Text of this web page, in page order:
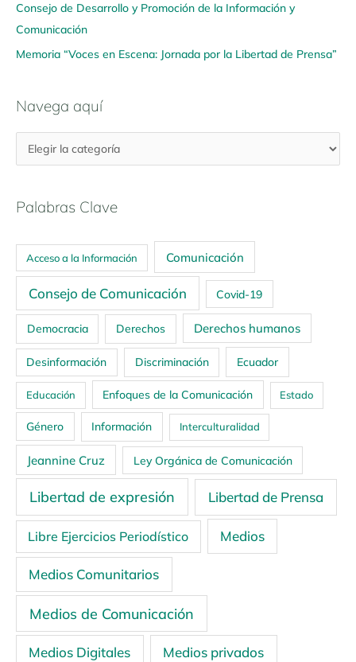
Consejo de Desarrollo y Promoción de la Información y
Comunicación
Memoria “Voces en Escena: Jornada por la Libertad de Prensa”
Navega aquí
Palabras Clave
Acceso a la Información Comunicación
Consejo de Comunicación Covid-19
Democracia Derechos Derechos humanos
Desinformación Discriminación Ecuador
Educación Enfoques de la Comunicación Estado
Género Información Interculturalidad
Jeannine Cruz Ley Orgánica de Comunicación
Libertad de expresión Libertad de Prensa
Libre Ejercicios Periodístico Medios
Medios Comunitarios
Medios de Comunicación
Medios Digitales Medios privados